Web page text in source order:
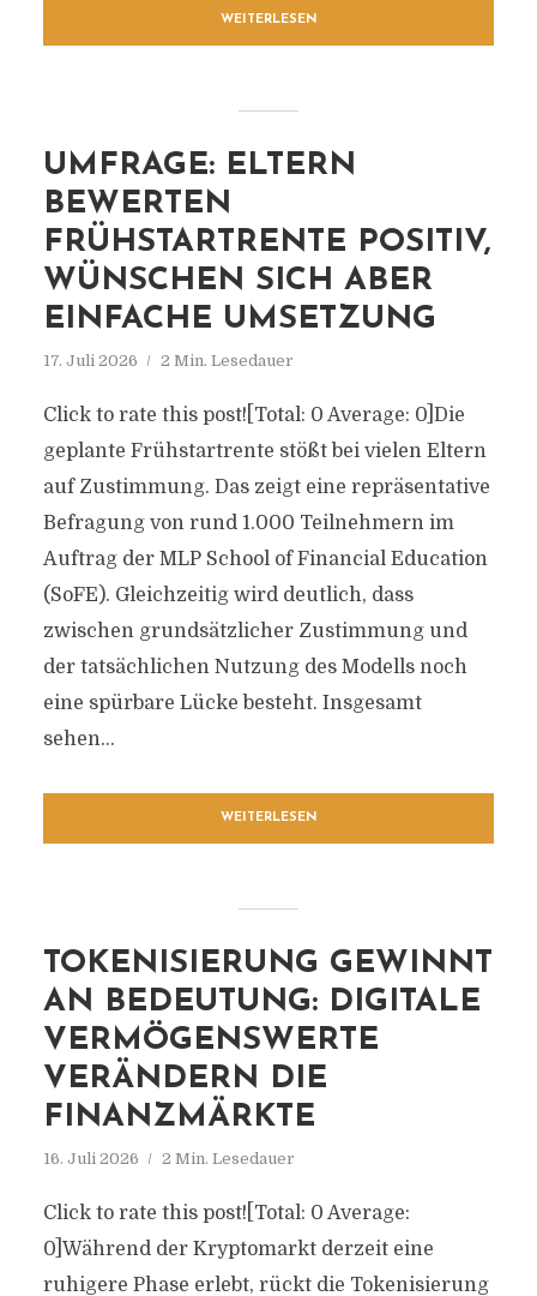
WEITERLESEN
UMFRAGE: ELTERN
BEWERTEN
FRÜHSTARTRENTE POSITIV,
WÜNSCHEN SICH ABER
EINFACHE UMSETZUNG
17. Juli 2026 2 Min. Lesedauer
Click to rate this post![Total: 0 Average: 0]Die
geplante Frühstartrente stößt bei vielen Eltern
auf Zustimmung. Das zeigt eine repräsentative
Befragung von rund 1.000 Teilnehmern im
Auftrag der MLP School of Financial Education
(SoFE). Gleichzeitig wird deutlich, dass
zwischen grundsätzlicher Zustimmung und
der tatsächlichen Nutzung des Modells noch
eine spürbare Lücke besteht. Insgesamt
sehen...
WEITERLESEN
TOKENISIERUNG GEWINNT
AN BEDEUTUNG: DIGITALE
VERMÖGENSWERTE
VERÄNDERN DIE
FINANZMÄRKTE
16. Juli 2026 2 Min. Lesedauer
Click to rate this post![Total: 0 Average:
0]Während der Kryptomarkt derzeit eine
ruhigere Phase erlebt, rückt die Tokenisierung